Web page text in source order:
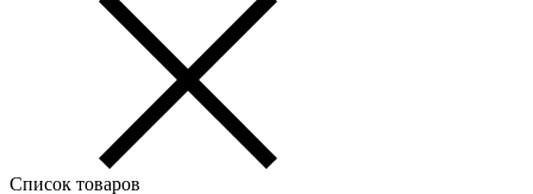
Список товаров